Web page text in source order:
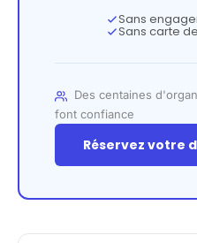
Sans
Sans carte
Des centaines
font confiance
Réservez votre